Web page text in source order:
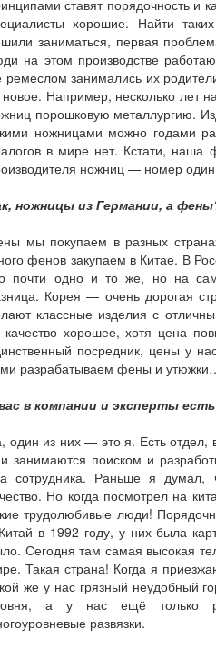
ставят порядочность и
хорошие. Найти
заниматься, первая
на этом производстве
ремеслом занимались их
новое. Например, несколько лет
порошковую металлургию.
ножницами можно годами
в мире нет. Кстати, наша
ножниц — номер
ножницы из Германии, а
мы покупаем в разных
фенов закупаем в Китае. В
почти одно и то же, но на
Корея — очень дорогая
классные изделия с
хорошее, хотя цена
посредник, цены у
разрабатываем фены и
в компании и эксперты
один из них — это я. Есть отдел,
занимаются поиском и
сотрудника. Раньше я думал,
Но когда посмотрел на
трудолюбивые люди!
в 1992 году, у них была
Сегодня там самая высокая
Такая страна! Когда я
же у нас грязный неудобный
а у нас ещё только
развязки.